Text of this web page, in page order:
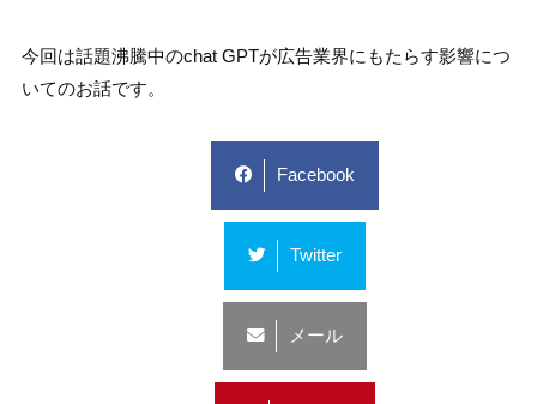
今回は話題沸騰中のchat GPTが広告業界にもたらす影響につ
いてのお話です。
Facebook
Twitter
メール